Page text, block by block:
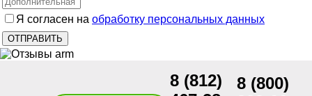
Я согласен на обработку персональных данных
8 (812)
8 (800)